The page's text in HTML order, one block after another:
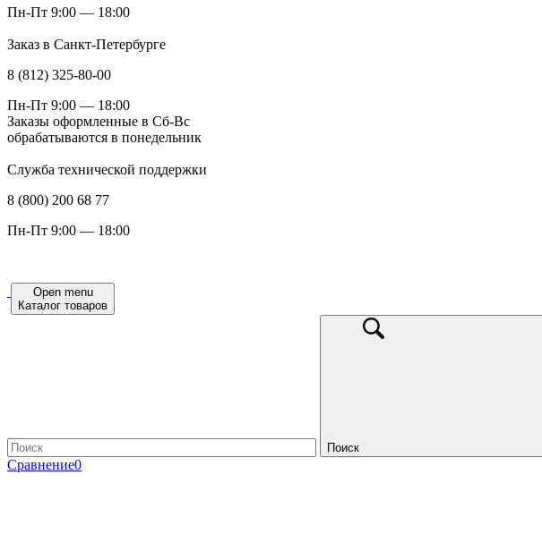
Пн-Пт 9:00 — 18:00
Заказ в Санкт-Петербурге
8 (812) 325-80-00
Пн-Пт 9:00 — 18:00
Заказы оформленные в Сб-Вс
обрабатываются в понедельник
Служба технической поддержки
8 (800) 200 68 77
Пн-Пт 9:00 — 18:00
Open menu
Каталог товаров
Поиск
Сравнение0